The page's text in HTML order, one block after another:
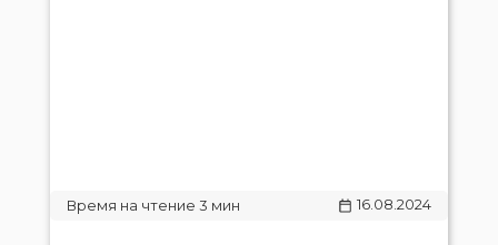
16.08.2024